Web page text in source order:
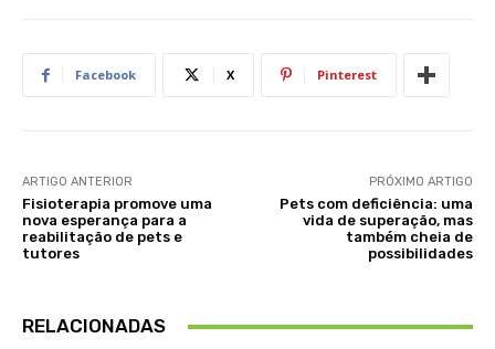
Facebook X Pinterest
ARTIGO ANTERIOR
Fisioterapia promove uma
nova esperança para a
reabilitação de pets e
tutores
PRÓXIMO ARTIGO
Pets com deficiência: uma
vida de superação, mas
também cheia de
possibilidades
RELACIONADAS